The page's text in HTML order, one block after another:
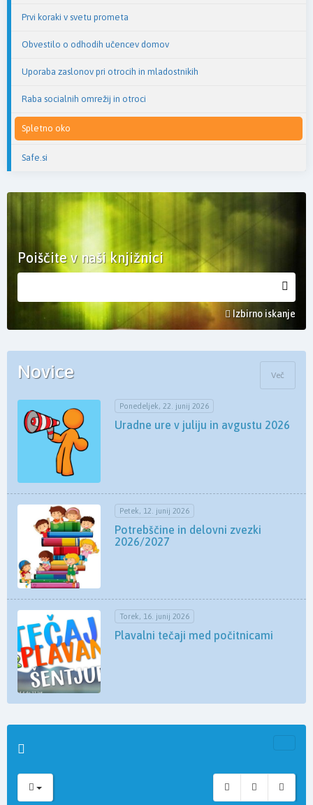
Prvi koraki v svetu prometa
Obvestilo o odhodih učencev domov
Uporaba zaslonov pri otrocih in mladostnikih
Raba socialnih omrežij in otroci
Spletno oko
Safe.si
Poiščite v naši knjižnici
Izbirno iskanje
Novice Več
Ponedeljek, 22. junij 2026
Uradne ure v juliju in avgustu 2026
Petek, 12. junij 2026
Potrebščine in delovni zvezki
2026/2027
Torek, 16. junij 2026
Plavalni tečaji med počitnicami